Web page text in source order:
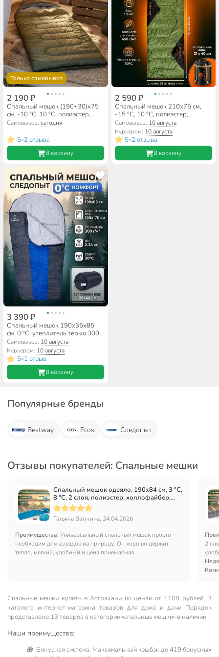
Только самовывоз
2 190 ₽
Спальный мешок (190+30)х75
см, -10 °C, 10 °C, полиэстер,
750г/м2, C100011
Самовывоз:сегодня
5•2 отзыва
В корзину
2 590 ₽
Спальный мешок 210х75 см,
-15 °C, 10 °C, полиэстер,
синтепон, C100016
Самовывоз: 10 августа
Курьером: 10 августа
5•2 отзыва
В корзину
3 390 ₽
Спальный мешок 190х35х85
см, 0 °C, утеплитель термо 300г/
м2, Следопыт, PF-SB-32
Самовывоз: 10 августа
Курьером: 10 августа
5•1 отзыв
В корзину
Популярные бренды
Bestway Ecos Следопыт
Отзывы покупателей: Спальные мешки
Спальный мешок одеяло, 190х84 см, 3 °C,
8 °C, 2 слоя, полиэстер, холлофайбер,
Bestway, 68100
Татьяна Ватутина, 24.04.2026
Преимущества: Универсальный спальный мешок просто
необходим для выездов на природу. Он хорошо держит
тепло, мягкий, удобный и цена приемлемая.
2
Спальные мешки купить в Астрахани по ценам от 1108 рублей. В
каталоге интернет-магазина товаров для дома и дачи Порядок
представлено 13 товаров в категории «спальные мешки» в наличии
Наши преимущества:
🎁 Бонусная система. Максимальный кэшбэк до 419 бонусных